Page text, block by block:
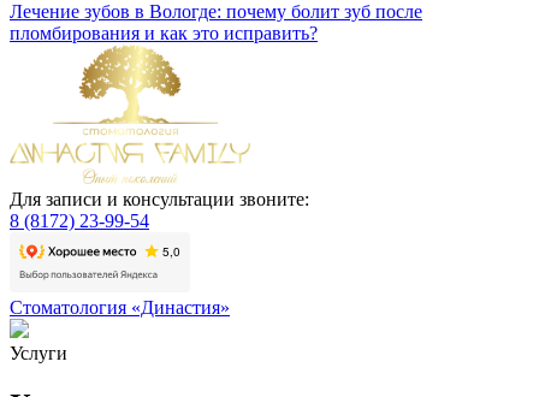
Лечение зубов в Вологде: почему болит зуб после
пломбирования и как это исправить?
Для записи и консультации звоните:
8 (8172) 23-99-54
Стоматология «Династия»
Услуги